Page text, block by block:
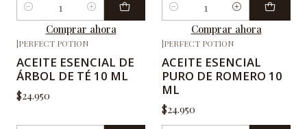
Cantidad
Comprar ahora
Cantidad
Comprar ahora
|PERFECT POTION
ACEITE ESENCIAL DE
ÁRBOL DE TÉ 10 ML
$24.950
|PERFECT POTION
ACEITE ESENCIAL
PURO DE ROMERO 10
ML
$24.950